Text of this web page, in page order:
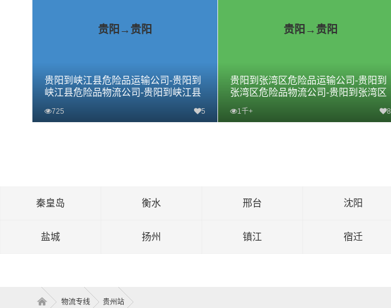
贵阳→贵阳
贵阳到峡江县危险品运输公司-贵阳到
峡江县危险品物流公司-贵阳到峡江县
725 5
贵阳→贵阳
贵阳到张湾区危险品运输公司-贵阳到
张湾区危险品物流公司-贵阳到张湾区
1千+ 8
秦皇岛 衡水 邢台 沈阳
盐城 扬州 镇江 宿迁
物流专线 贵州站